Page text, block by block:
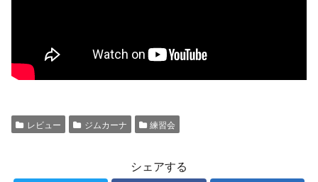
レビュー ジムカーナ 練習会
シェアする